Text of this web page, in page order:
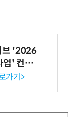
브 '2026
업' 컨소
가기>